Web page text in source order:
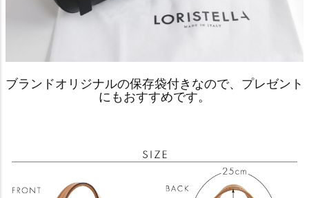
ブランドオリジナルの保存袋付きなので、プレゼント
にもおすすめです。